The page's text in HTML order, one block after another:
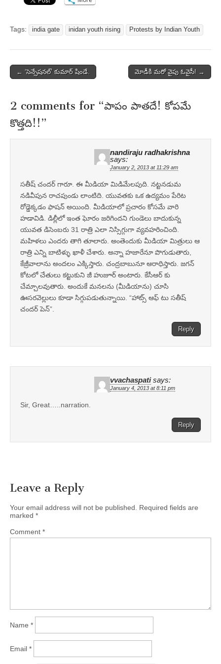
Tags: india gate inidan youth rising Protests by Indian Youth
Post
← ‘సెన్సేషనల్‌’ కుమార్‌ షిండే. మోడీకి మరో వైపు ఓవైసీ! →
2 comments for “పాపం పాతదే! కోపమే
కొత్తది!!”
nandiraju radhakrishna
says:
January 2, 2013 at 11:29 am
సతీష్ చందర్ గారూ. ఈ మీడియా మిడిమేలపుది. నట్టనడుమ
నడివీపున రాచపుండు లాంటిది. యువతకు ఒక ఉద్యమం పేరిట
రోడ్డెక్కడం ఫాషన్ అయింది. మీడియాలో ప్రచారం కోసమే వారి
హడావిడి. డిల్లీలో ఇంత ఘోరం జరిగిందని గుండెలు బాదుకున్న
యువత డిసెంబరు 31 రాత్రి ఎలా నిస్సిగ్గుగా వ్యవహరించింది.
మహిళలు ఎందరు తాగి తూలారు. అంతెందుకు మీడియా మిత్రులు ఆ
రాత్రి ఎన్ని బాటిళ్ళు ఖాళీ చేశారు. అన్నా హజారేనూ పొగుడుతారు,
కేజ్రీవాలాను అందలం ఎక్కిస్తారు. చంద్రబాబునూ ఆరాధిస్తారు. జగన్
కోటలో చేతులు కట్టుకుని జీ హుజూర్ అంటారు. కేసీఆర్ కు
చేమ్చాలవుతారు. అందుకే మనలను (మీడియాను) చూసి
ఊసరవెల్లులు కూడా సిగ్గుపడుతున్నాయి. “హాట్స్ ఆఫ్ టు సతీష్
చందర్ పెన్”.
Reply
vvachaspati says:
January 4, 2013 at 8:11 pm
Sir, Great…..narration.
Reply
Leave a Reply
Your email address will not be published. Required fields are
marked *
Comment *
Name *
Email *